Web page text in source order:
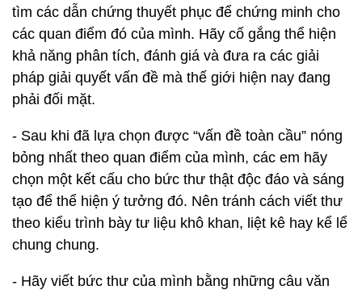
tìm các dẫn chứng thuyết phục để chứng minh cho
các quan điểm đó của mình. Hãy cố gắng thể hiện
khả năng phân tích, đánh giá và đưa ra các giải
pháp giải quyết vấn đề mà thế giới hiện nay đang
phải đối mặt.
- Sau khi đã lựa chọn được “vấn đề toàn cầu” nóng
bỏng nhất theo quan điểm của mình, các em hãy
chọn một kết cấu cho bức thư thật độc đáo và sáng
tạo để thể hiện ý tưởng đó. Nên tránh cách viết thư
theo kiểu trình bày tư liệu khô khan, liệt kê hay kể lể
chung chung.
- Hãy viết bức thư của mình bằng những câu văn